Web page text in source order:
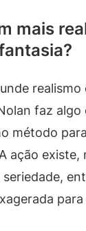
mais
faz algo
método
ação existe,